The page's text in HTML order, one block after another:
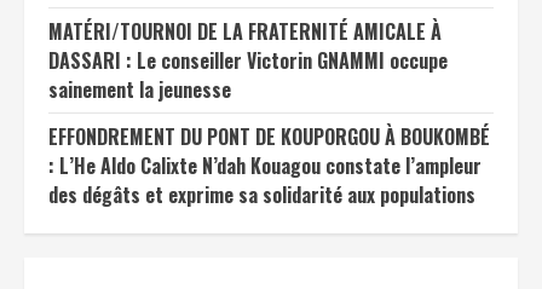
MATÉRI/TOURNOI DE LA FRATERNITÉ AMICALE À
DASSARI : Le conseiller Victorin GNAMMI occupe
sainement la jeunesse
EFFONDREMENT DU PONT DE KOUPORGOU À BOUKOMBÉ
: L’He Aldo Calixte N’dah Kouagou constate l’ampleur
des dégâts et exprime sa solidarité aux populations